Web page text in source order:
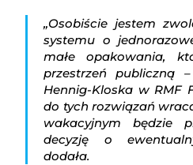
„Osobiście jestem
systemu o
małe opakowania,
przestrzeń publiczną
Hennig-Kloska w RMF
do tych rozwiązań
wakacyjnym będzie
decyzję o
dodała.